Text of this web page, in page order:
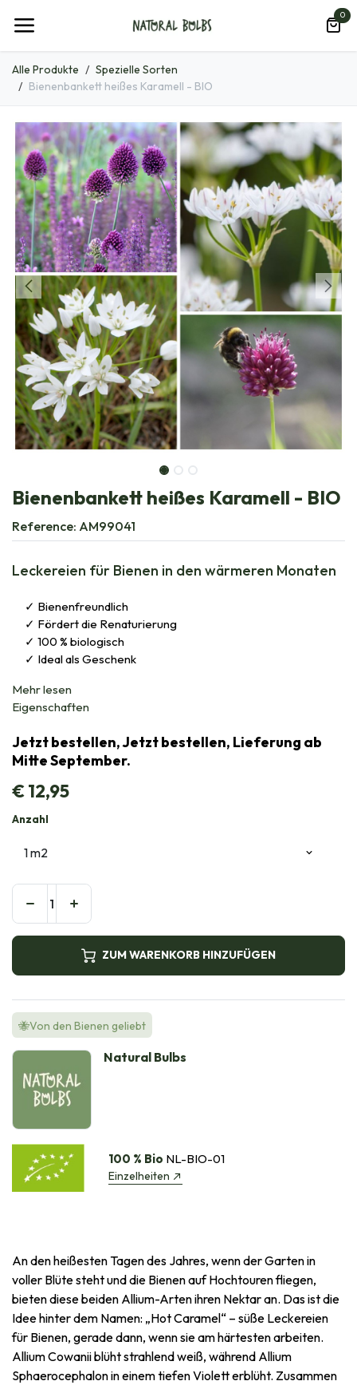
0
Alle Produkte
Spezielle Sorten
Bienenbankett heißes Karamell - BIO
Bienenbankett heißes Karamell - BIO
Reference: AM99041
Leckereien für Bienen in den wärmeren Monaten
Bienenfreundlich
Fördert die Renaturierung
100 % biologisch
Ideal als Geschenk
Mehr lesen
Eigenschaften
Jetzt bestellen, Jetzt bestellen, Lieferung ab
Mitte September.
€12,95
Anzahl
ZUM WARENKORB HINZUFÜGEN
🐝Von den Bienen geliebt
Natural Bulbs
100 % Bio NL-BIO-01
Einzelheiten
An den heißesten Tagen des Jahres, wenn der Garten in
voller Blüte steht und die Bienen auf Hochtouren fliegen,
bieten diese beiden Allium-Arten ihren Nektar an. Das ist die
Idee hinter dem Namen: „Hot Caramel“ – süße Leckereien
für Bienen, gerade dann, wenn sie am härtesten arbeiten.
Allium Cowanii blüht strahlend weiß, während Allium
Sphaerocephalon in einem tiefen Violett erblüht. Zusammen